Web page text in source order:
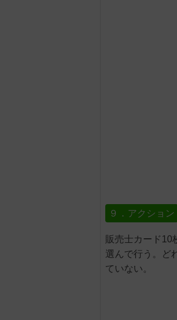
９．アクション
販売士カード10
選んで行う。ど
ていない。